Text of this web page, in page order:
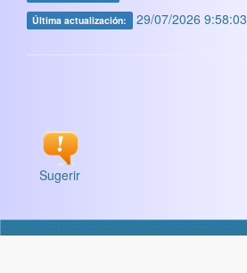
Última actualización: 29/07/2026 9:58:03
Sugerir